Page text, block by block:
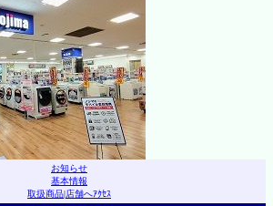
お知らせ
基本情報
取扱商品|店舗へｱｸｾｽ